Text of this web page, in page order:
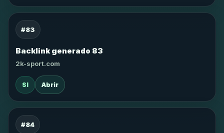
#83
Backlink generado 83
2k-sport.com
SI Abrir
#84